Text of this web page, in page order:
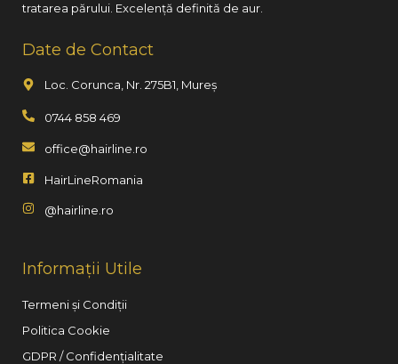
tratarea părului. Excelență definită de aur.
Date de Contact
Loc. Corunca, Nr. 275B1, Mureș
0744 858 469
office@hairline.ro
HairLineRomania
@hairline.ro
Informații Utile
Termeni și Condiții
Politica Cookie
GDPR / Confidențialitate